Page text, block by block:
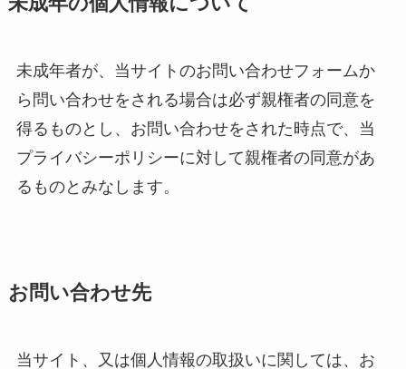
未成年者が、当サイトのお問い合わせフォームか
ら問い合わせをされる場合は必ず親権者の同意を
得るものとし、お問い合わせをされた時点で、当
プライバシーポリシーに対して親権者の同意があ
るものとみなします。
お問い合わせ先
当サイト、又は個人情報の取扱いに関しては、お